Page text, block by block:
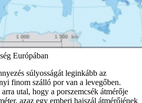
Európában
súlyosságát leginkább az
finom szálló por van a levegőben.
utal, hogy a porszemcsék átmérője
azaz egy emberi hajszál átmérőjének